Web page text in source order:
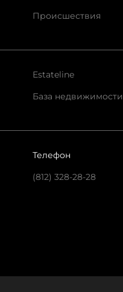
Происшествия
Estateline
База недвижимости
Телефон
(812) 328-28-28